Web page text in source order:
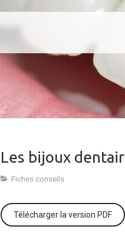
Les bijoux
Fiches conseils
Télécharger la version PDF